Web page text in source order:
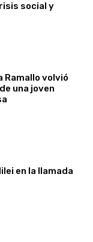
social y
Ramallo volvió
una joven
en la llamada